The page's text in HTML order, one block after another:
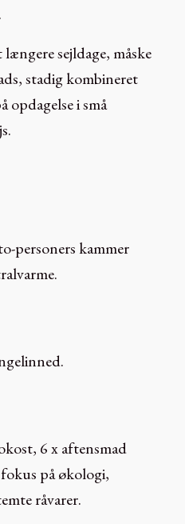
sejldage, måske
stadig kombineret
opdagelse i små
personers kammer
6 x aftensmad
på økologi,
råvarer.